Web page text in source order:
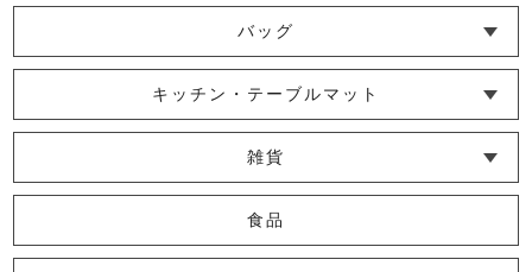
└ ショール・ストール
└ マスク
└ 靴下・アームカバー
バッグ
└ ポシェット・ショルダーバッグ
└ トートバッグ
└ 巾着バッグ
キッチン・テーブルマット
└ 蚊帳のふきん
└ かっぽう着・エプロン
└ その他キッチン小物
└ コースター
└ ランチョンマット・プレースマット
└ テーブルランナー・テーブルセンター
雑貨
└ その他小物
└ タオル・ハンカチ
└ ポーチ
└ インテリア
食品